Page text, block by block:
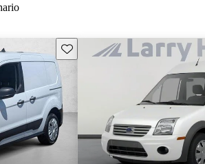
Guarda este Aviso